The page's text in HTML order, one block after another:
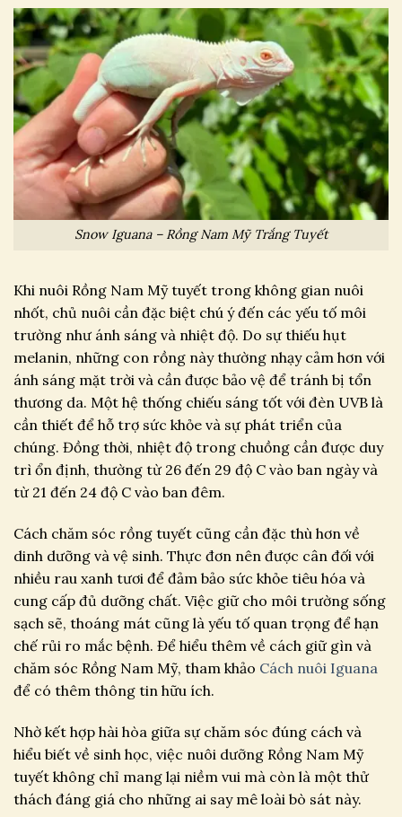
Snow Iguana – Rồng Nam Mỹ Trắng Tuyết
Khi nuôi Rồng Nam Mỹ tuyết trong không gian nuôi
nhốt, chủ nuôi cần đặc biệt chú ý đến các yếu tố môi
trường như ánh sáng và nhiệt độ. Do sự thiếu hụt
melanin, những con rồng này thường nhạy cảm hơn với
ánh sáng mặt trời và cần được bảo vệ để tránh bị tổn
thương da. Một hệ thống chiếu sáng tốt với đèn UVB là
cần thiết để hỗ trợ sức khỏe và sự phát triển của
chúng. Đồng thời, nhiệt độ trong chuồng cần được duy
trì ổn định, thường từ 26 đến 29 độ C vào ban ngày và
từ 21 đến 24 độ C vào ban đêm.
Cách chăm sóc rồng tuyết cũng cần đặc thù hơn về
dinh dưỡng và vệ sinh. Thực đơn nên được cân đối với
nhiều rau xanh tươi để đảm bảo sức khỏe tiêu hóa và
cung cấp đủ dưỡng chất. Việc giữ cho môi trường sống
sạch sẽ, thoáng mát cũng là yếu tố quan trọng để hạn
chế rủi ro mắc bệnh. Để hiểu thêm về cách giữ gìn và
chăm sóc Rồng Nam Mỹ, tham khảo Cách nuôi Iguana
để có thêm thông tin hữu ích.
Nhờ kết hợp hài hòa giữa sự chăm sóc đúng cách và
hiểu biết về sinh học, việc nuôi dưỡng Rồng Nam Mỹ
tuyết không chỉ mang lại niềm vui mà còn là một thử
thách đáng giá cho những ai say mê loài bò sát này.